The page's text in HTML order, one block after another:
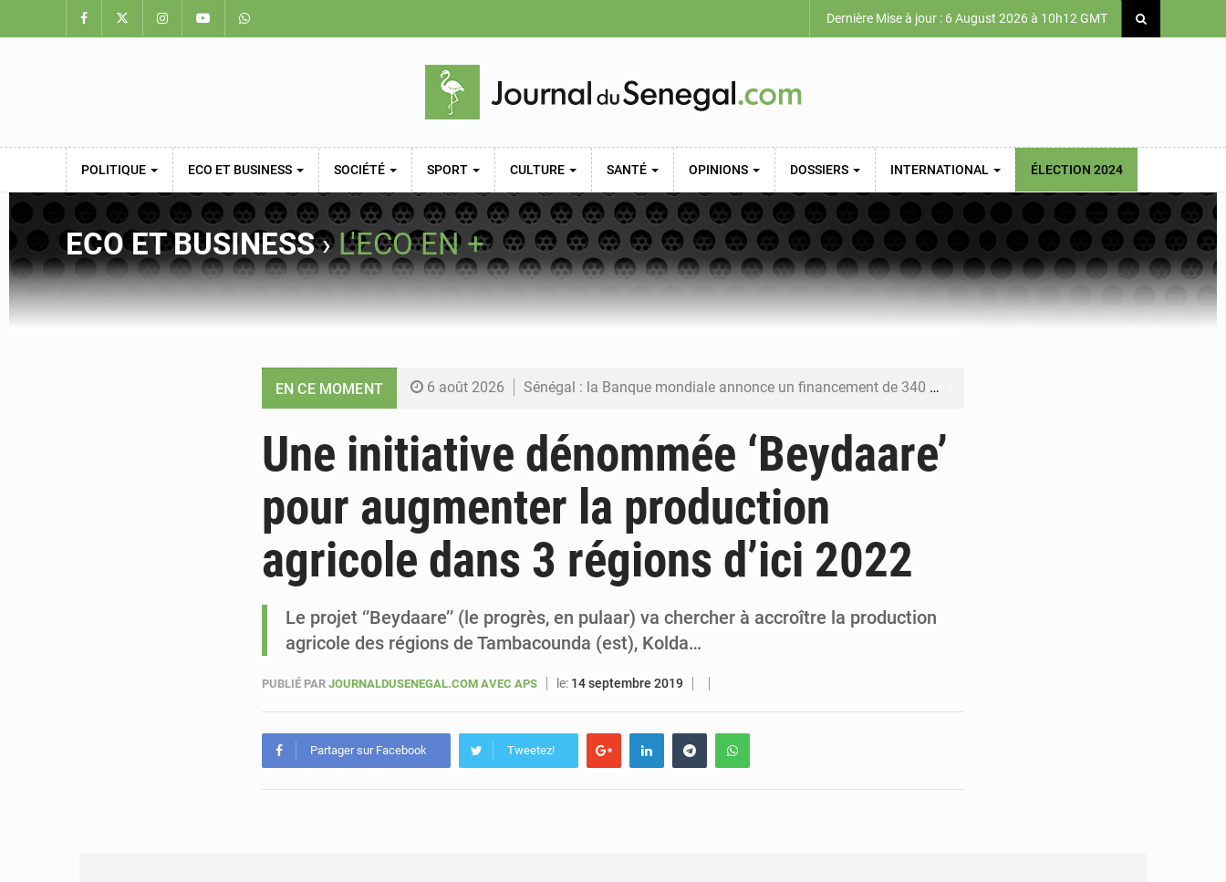
Dernière Mise à jour : 6 August 2026 à 10h12 GMT
POLITIQUE ECO ET BUSINESS SOCIÉTÉ SPORT CULTURE SANTÉ OPINIONS DOSSIERS INTERNATIONAL ÉLECTION 2024
ECO ET BUSINESS›L'ECO EN +
EN CE MOMENT 6 août 2026 Sénégal : la Banque mondiale annonce un financement de 340 milliards FCFA pour soutenir les priorités de la Vision Sénégal 2050
5 août 2026 Sénégal : les subventions à l’énergie bondissent à 729 milliards FCFA pour contenir les prix des carburants et de l’électricité
5 août 2026 Sénégal : le niveau du fleuve Sénégal poursuit sa montée à Podor, les autorités appellent à la vigilance
5 août 2026 Sénégal : Ousmane Diagne prêtera serment le 11 août comme président du Conseil constitutionnel
Une initiative dénommée ‘Beydaare’
pour augmenter la production
agricole dans 3 régions d’ici 2022
Le projet ‘’Beydaare’’ (le progrès, en pulaar) va chercher à accroître la production
agricole des régions de Tambacounda (est), Kolda…
PUBLIÉ PAR JOURNALDUSENEGAL.COM AVEC APS le: 14 septembre 2019
Partager sur Facebook Tweetez!